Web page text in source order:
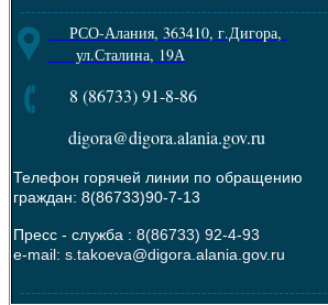
--------------------------------------------------------
РСО-Алания, 363410, г.Дигора,
ул.Сталина, 19А
8 (86733) 91-8-86
digora@digora.alania.gov.ru
Телефон горячей линии по обращению
граждан: 8(86733)90-7-13
Пресс - служба : 8(86733) 92-4-93
e-mail: s.takoeva@digora.alania.gov.ru
--------------------------------------------------------